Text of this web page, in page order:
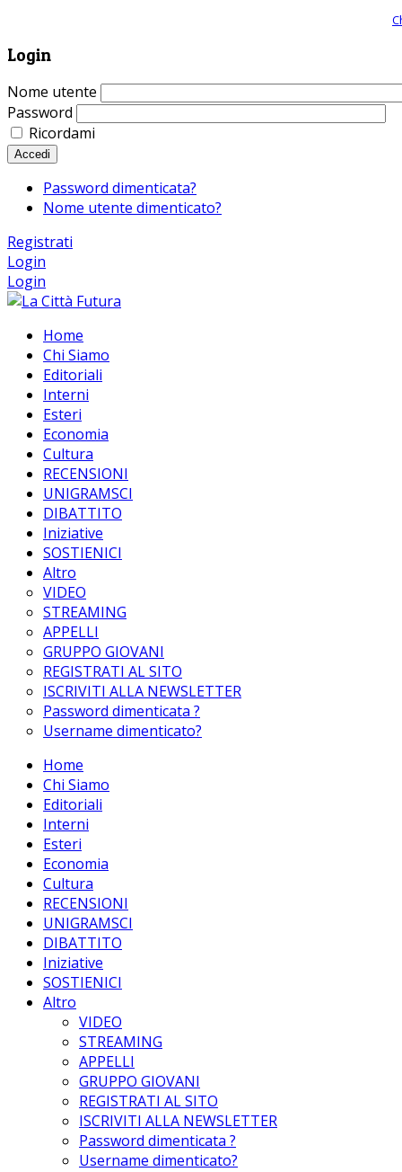
Login
Nome utente
Password
Ricordami
Accedi
Password dimenticata?
Nome utente dimenticato?
Registrati
Login
Login
Home
Chi Siamo
Editoriali
Interni
Esteri
Economia
Cultura
RECENSIONI
UNIGRAMSCI
DIBATTITO
Iniziative
SOSTIENICI
Altro
VIDEO
STREAMING
APPELLI
GRUPPO GIOVANI
REGISTRATI AL SITO
ISCRIVITI ALLA NEWSLETTER
Password dimenticata ?
Username dimenticato?
Home
Chi Siamo
Editoriali
Interni
Esteri
Economia
Cultura
RECENSIONI
UNIGRAMSCI
DIBATTITO
Iniziative
SOSTIENICI
Altro
VIDEO
STREAMING
APPELLI
GRUPPO GIOVANI
REGISTRATI AL SITO
ISCRIVITI ALLA NEWSLETTER
Password dimenticata ?
Username dimenticato?